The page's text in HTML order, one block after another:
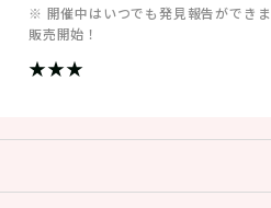
※ 開催中はいつでも発見報告ができ
販売開始！
★★★